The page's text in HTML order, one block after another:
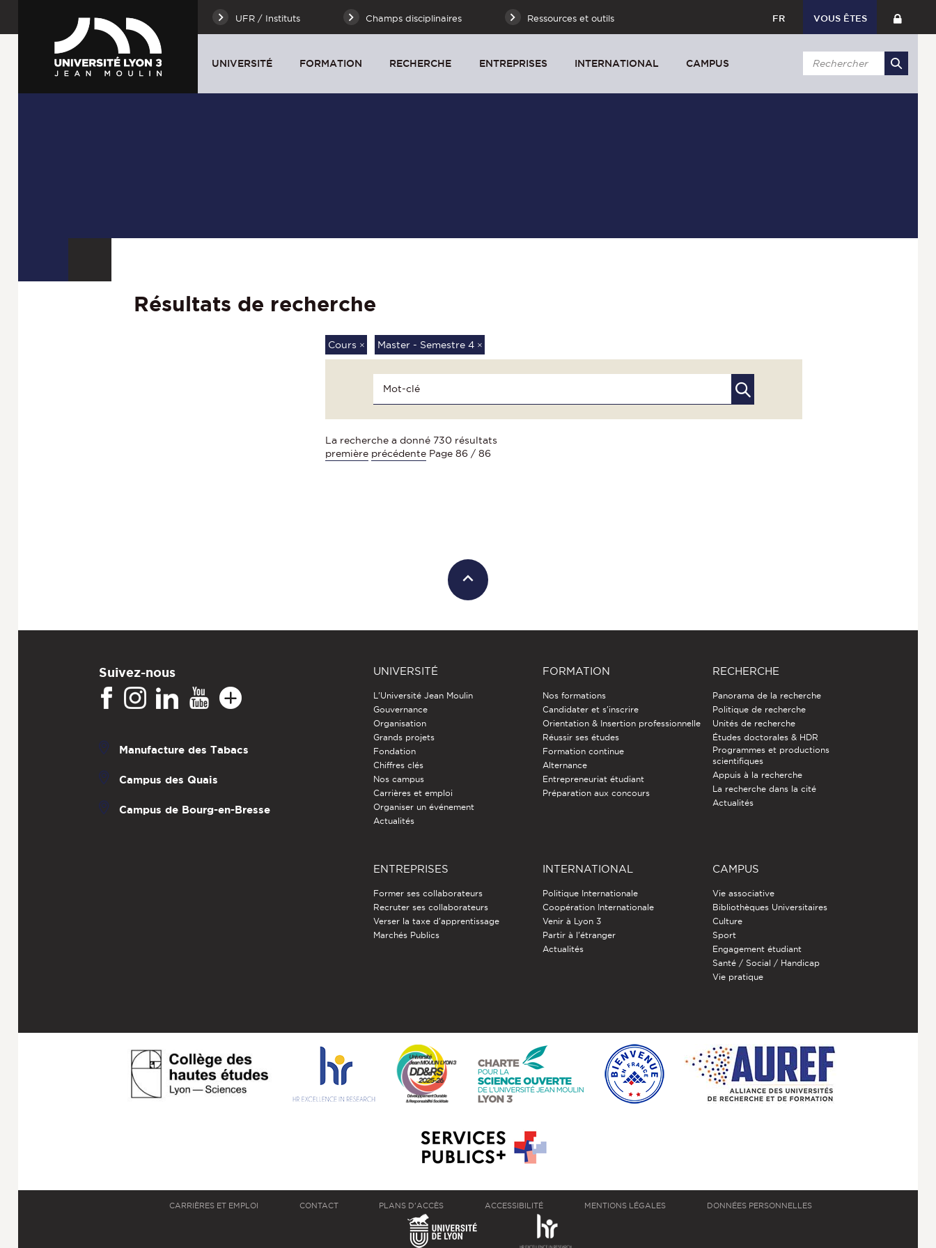
UFR / Instituts Champs disciplinaires Ressources et outils FR VOUS ÊTES
UNIVERSITÉ FORMATION RECHERCHE ENTREPRISES INTERNATIONAL CAMPUS
Résultats de recherche
Cours × Master - Semestre 4 ×
La recherche a donné 730 résultats
première précédente Page 86 / 86
Suivez-nous
Manufacture des Tabacs
Campus des Quais
Campus de Bourg-en-Bresse
UNIVERSITÉ
L'Université Jean Moulin
Gouvernance
Organisation
Grands projets
Fondation
Chiffres clés
Nos campus
Carrières et emploi
Organiser un événement
Actualités
FORMATION
Nos formations
Candidater et s'inscrire
Orientation & Insertion professionnelle
Réussir ses études
Formation continue
Alternance
Entrepreneuriat étudiant
Préparation aux concours
RECHERCHE
Panorama de la recherche
Politique de recherche
Unités de recherche
Études doctorales & HDR
Programmes et productions
scientifiques
Appuis à la recherche
La recherche dans la cité
Actualités
ENTREPRISES
Former ses collaborateurs
Recruter ses collaborateurs
Verser la taxe d'apprentissage
Marchés Publics
INTERNATIONAL
Politique Internationale
Coopération Internationale
Venir à Lyon 3
Partir à l'étranger
Actualités
CAMPUS
Vie associative
Bibliothèques Universitaires
Culture
Sport
Engagement étudiant
Santé / Social / Handicap
Vie pratique
CARRIÈRES ET EMPLOI CONTACT PLANS D'ACCÈS ACCESSIBILITÉ MENTIONS LÉGALES DONNÉES PERSONNELLES